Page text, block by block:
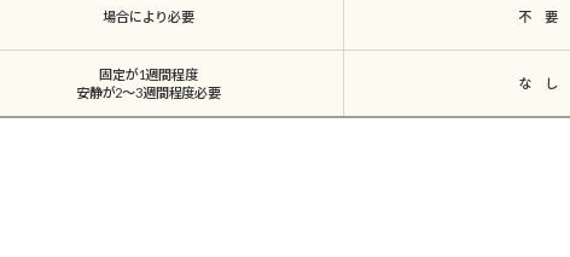
場合により必要 不 要
固定が1週間程度
安静が2～3週間程度必要
な し